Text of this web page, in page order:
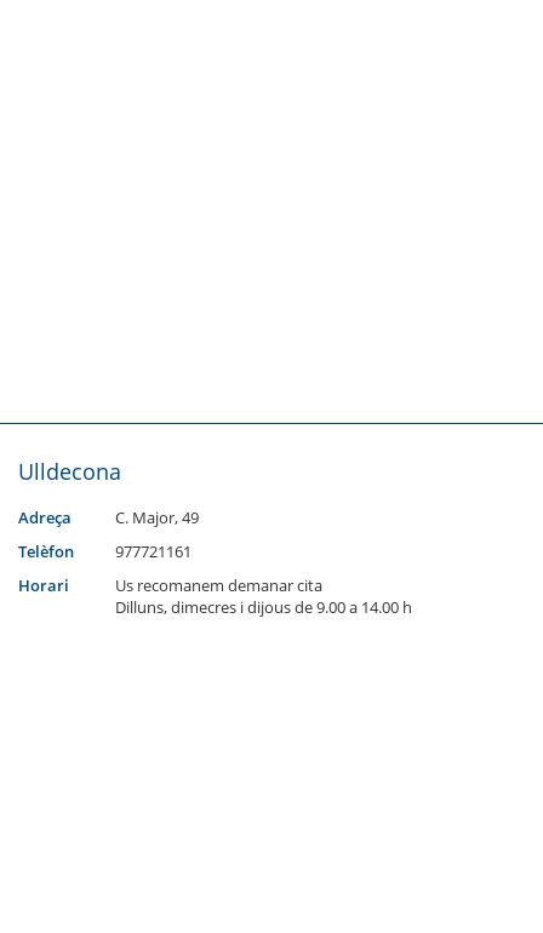
Ulldecona
Adreça
C. Major, 49
Telèfon
977721161
Horari
Us recomanem demanar cita
Dilluns, dimecres i dijous de 9.00 a 14.00 h